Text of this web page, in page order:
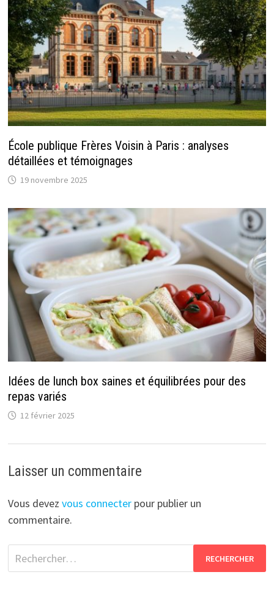
École publique Frères Voisin à Paris : analyses
détaillées et témoignages
19 novembre 2025
Idées de lunch box saines et équilibrées pour des
repas variés
12 février 2025
Laisser un commentaire
Vous devez vous connecterpour publier un
commentaire.
Rechercher :